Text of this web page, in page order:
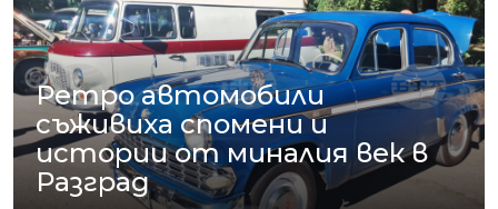
Ретро автомобили
съживиха спомени и
истории от миналия век в
Разград